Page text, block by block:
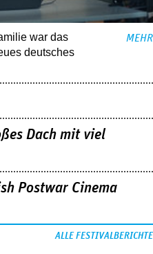
war das
deutsches
MEHR
Dach mit viel
Postwar Cinema
ALLE FESTIVALBERICHTE